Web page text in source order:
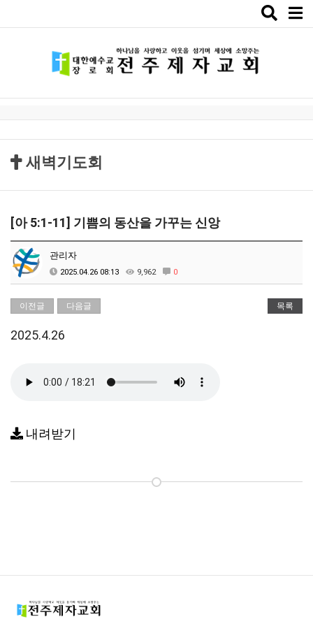
Toggle
새벽기도회
[아 5:1-11] 기쁨의 동산을 가꾸는 신앙
관리자
2025.04.26 08:13 9,962 0
이전글 다음글 목록
2025.4.26
내려받기